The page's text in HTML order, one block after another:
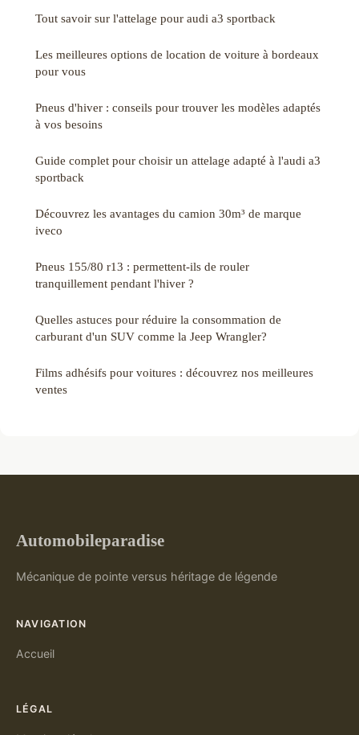
Tout savoir sur l'attelage pour audi a3 sportback
Les meilleures options de location de voiture à bordeaux
pour vous
Pneus d'hiver : conseils pour trouver les modèles adaptés
à vos besoins
Guide complet pour choisir un attelage adapté à l'audi a3
sportback
Découvrez les avantages du camion 30m³ de marque
iveco
Pneus 155/80 r13 : permettent-ils de rouler
tranquillement pendant l'hiver ?
Quelles astuces pour réduire la consommation de
carburant d'un SUV comme la Jeep Wrangler?
Films adhésifs pour voitures : découvrez nos meilleures
ventes
Automobileparadise
Mécanique de pointe versus héritage de légende
NAVIGATION
Accueil
LÉGAL